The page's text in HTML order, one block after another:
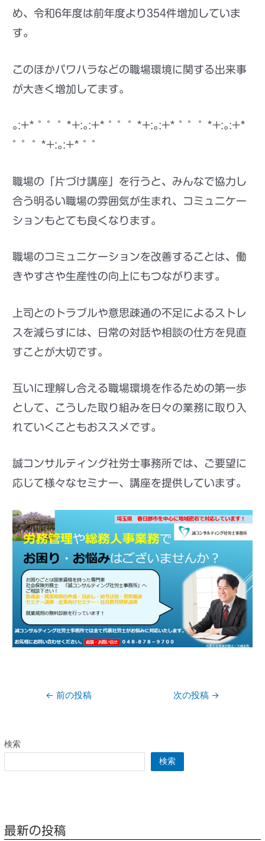
め、令和6年度は前年度より354件増加していま
す。
このほかパワハラなどの職場環境に関する出来事
が大きく増加してます。
｡:+* ﾟ ゜ﾟ *+:｡:+* ﾟ ゜ﾟ *+:｡:+* ﾟ ゜ﾟ *+:｡:+*
ﾟ ゜ﾟ *+:｡:+* ﾟ ゜
職場の「片づけ講座」を行うと、みんなで協力し
合う明るい職場の雰囲気が生まれ、コミュニケー
ションもとても良くなります。
職場のコミュニケーションを改善することは、働
きやすさや生産性の向上にもつながります。
上司とのトラブルや意思疎通の不足によるストレ
スを減らすには、日常の対話や相談の仕方を見直
すことが大切です。
互いに理解し合える職場環境を作るための第一歩
として、こうした取り組みを日々の業務に取り入
れていくこともおススメです。
誠コンサルティング社労士事務所では、ご要望に
応じて様々なセミナー、講座を提供しています。
← 前の投稿 次の投稿 →
検索
検索
最新の投稿